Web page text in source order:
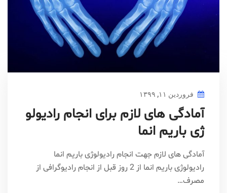
فروردین ۱۱, ۱۳۹۹
آمادگی های لازم برای انجام رادیولو
ژی باریم انما
آمادگی های لازم جهت انجام رادیولوژی باریم انما
رادیولوژی باریم انما از 2 روز قبل از انجام رادیوگرافی از
مصرف…